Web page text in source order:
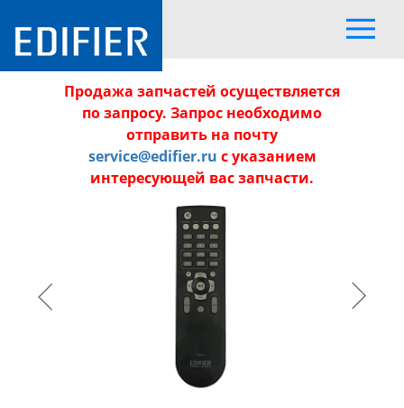
Продажа запчастей осуществляется
по запросу. Запрос необходимо
отправить на почту
service@edifier.ru с указанием
интересующей вас запчасти.